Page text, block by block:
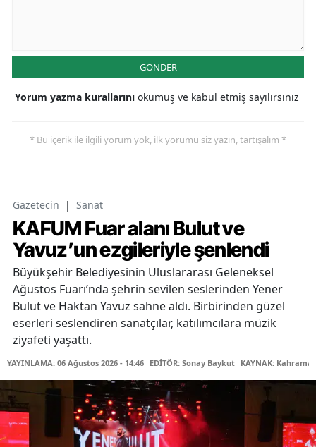
GÖNDER
Yorum yazma kurallarını okumuş ve kabul etmiş sayılırsınız
* Bu içerik ile ilgili yorum yok, ilk yorumu siz yazın, tartışalım *
Gazetecin | Sanat
KAFUM Fuar alanı Bulut ve
Yavuz’un ezgileriyle şenlendi
Büyükşehir Belediyesinin Uluslararası Geleneksel
Ağustos Fuarı’nda şehrin sevilen seslerinden Yener
Bulut ve Haktan Yavuz sahne aldı. Birbirinden güzel
eserleri seslendiren sanatçılar, katılımcılara müzik
ziyafeti yaşattı.
YAYINLAMA: 06 Ağustos 2026 - 14:46 EDİTÖR: Sonay Baykut KAYNAK: